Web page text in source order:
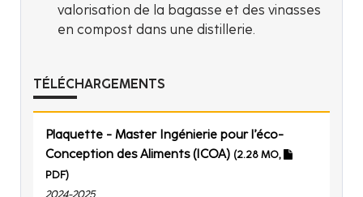
valorisation de la bagasse et des vinasses
en compost dans une distillerie.
TÉLÉCHARGEMENTS
Plaquette - Master Ingénierie pour l’éco-
Conception des Aliments (ICOA) (2.28 MO,
PDF)
2024-2025